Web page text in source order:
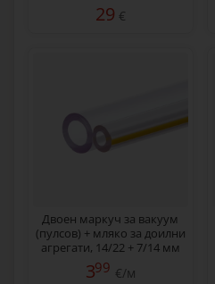
29 €
Двоен маркуч за вакуум
(пулсов) + мляко за доилни
агрегати, 14/22 + 7/14 мм
399 €/м